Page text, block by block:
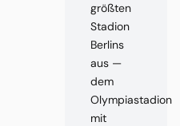
größten
Stadion
Berlins
aus —
dem
Olympiastadion
mit